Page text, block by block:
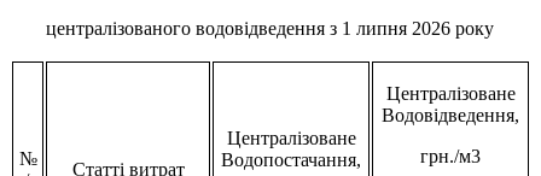
централізованого водовідведення з 1 липня 2026 року
№
Статті витрат
Централізоване
Водопостачання,
Централізоване
Водовідведення,
грн./м3